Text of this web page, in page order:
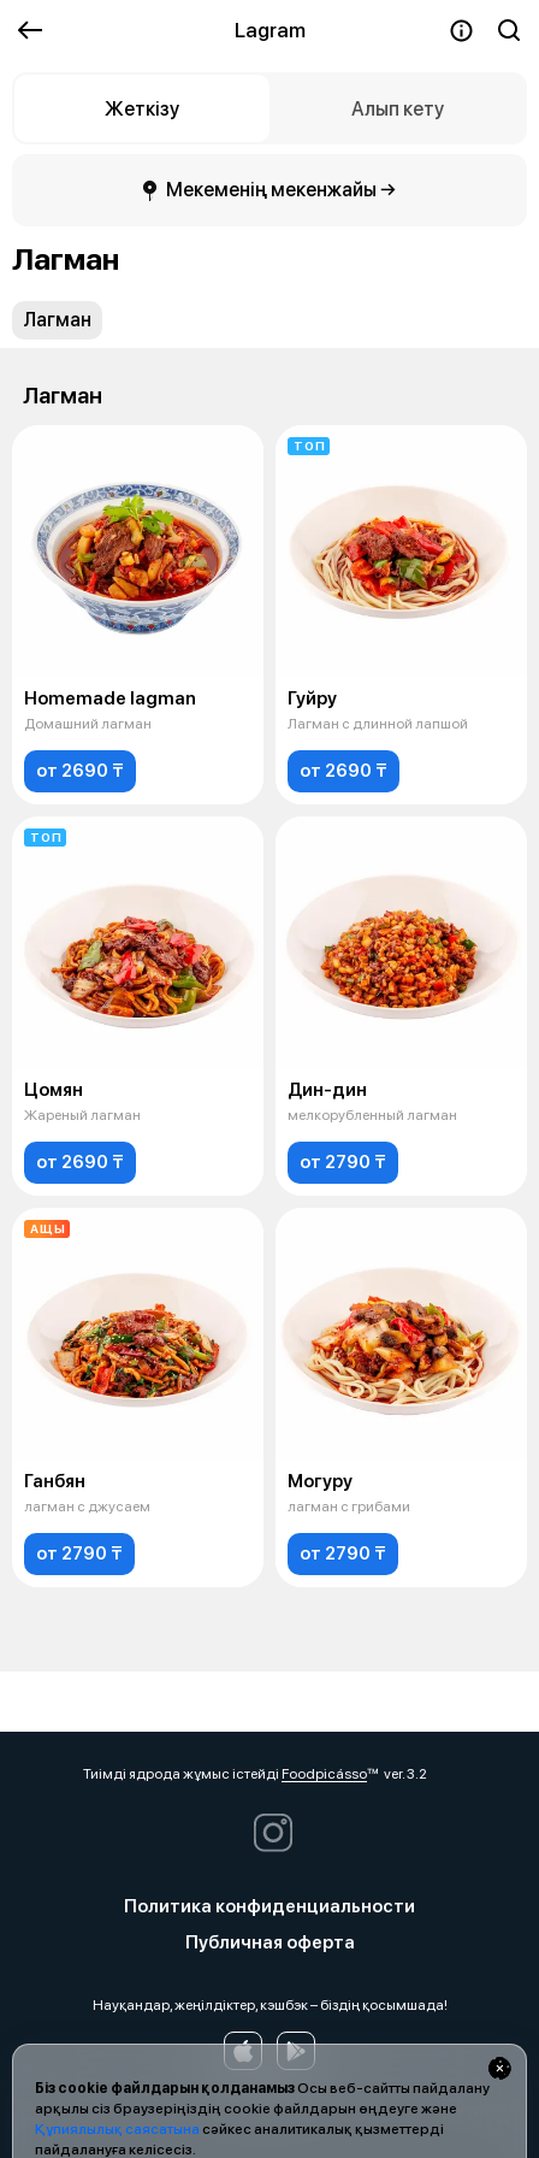
Lagram
Жеткізу Алып кету
Мекеменің мекенжайы →
Лагман
Лагман
Лагман
Homemade lagman
Домашний лагман
от 2690 ₸
ТОП
Гуйру
Лагман с длинной лапшой
от 2690 ₸
ТОП
Цомян
Жареный лагман
от 2690 ₸
Дин-дин
мелкорубленный лагман
от 2790 ₸
АЩЫ
Ганбян
лагман с джусаем
от 2790 ₸
Могуру
лагман с грибами
от 2790 ₸
Біз cookie файлдарын қолданамызОсы веб-сайтты пайдалану
арқылы сіз браузеріңіздің cookie файлдарын өңдеуге және
Құпиялылық саясатына сәйкес аналитикалық қызметтерді
пайдалануға келісесіз.
Тиімді ядрода жұмыс істейді Foodpicássover. 3.2
Политика конфиденциальности
Публичная оферта
Науқандар, жеңілдіктер, кэшбэк – біздің қосымшада!